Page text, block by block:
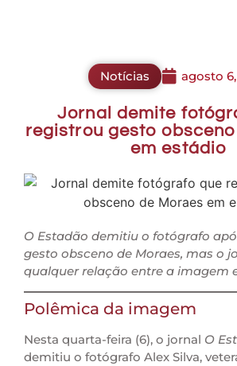
Notícias agosto
Jornal demite
registrou gesto
em estádio
O Estadão demitiu o fotógrafo
gesto obsceno de Moraes, mas o
qualquer relação entre a imagem
Polêmica da imagem
Nesta quarta-feira (6), o jornal O
demitiu o fotógrafo Alex Silva,